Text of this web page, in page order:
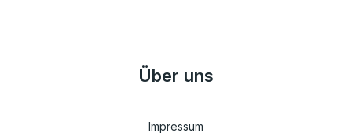
Über uns
Impressum